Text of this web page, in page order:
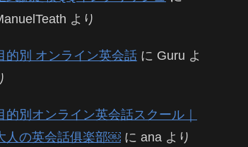
より
的別 オンライン英会話 に Guru よ
的別オンライン英会話スクール｜
人の英会話俱楽部￼ に ana より